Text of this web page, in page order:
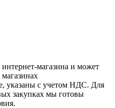
магазина и может
указаны с учетом НДС. Для
закупках мы готовы